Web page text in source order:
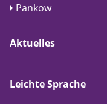
Pankow
Aktuelles
Leichte Sprache